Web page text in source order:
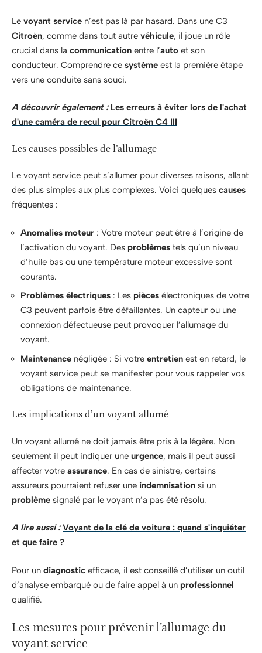
Le voyant service n’est pas là par hasard. Dans une C3
Citroën, comme dans tout autre véhicule, il joue un rôle
crucial dans la communication entre l’auto et son
conducteur. Comprendre ce système est la première étape
vers une conduite sans souci.
A découvrir également : Les erreurs à éviter lors de l'achat
d'une caméra de recul pour Citroën C4 III
Les causes possibles de l’allumage
Le voyant service peut s’allumer pour diverses raisons, allant
des plus simples aux plus complexes. Voici quelques causes
fréquentes :
Anomalies moteur : Votre moteur peut être à l’origine de
l’activation du voyant. Des problèmes tels qu’un niveau
d’huile bas ou une température moteur excessive sont
courants.
Problèmes électriques : Les pièces électroniques de votre
C3 peuvent parfois être défaillantes. Un capteur ou une
connexion défectueuse peut provoquer l’allumage du
voyant.
Maintenance négligée : Si votre entretien est en retard, le
voyant service peut se manifester pour vous rappeler vos
obligations de maintenance.
Les implications d’un voyant allumé
Un voyant allumé ne doit jamais être pris à la légère. Non
seulement il peut indiquer une urgence, mais il peut aussi
affecter votre assurance. En cas de sinistre, certains
assureurs pourraient refuser une indemnisation si un
problème signalé par le voyant n’a pas été résolu.
A lire aussi : Voyant de la clé de voiture : quand s'inquiéter
et que faire ?
Pour un diagnostic efficace, il est conseillé d’utiliser un outil
d’analyse embarqué ou de faire appel à un professionnel
qualifié.
Les mesures pour prévenir l’allumage du
voyant service